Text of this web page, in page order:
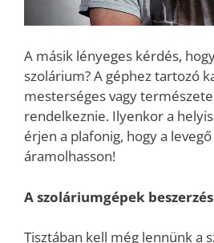
A másik lényeges kérdés,
szolárium? A géphez tartozó
mesterséges vagy
rendelkeznie. Ilyenkor a
érjen a plafonig, hogy a
áramolhasson!
A szoláriumgépek
Tisztában kell még lennünk a